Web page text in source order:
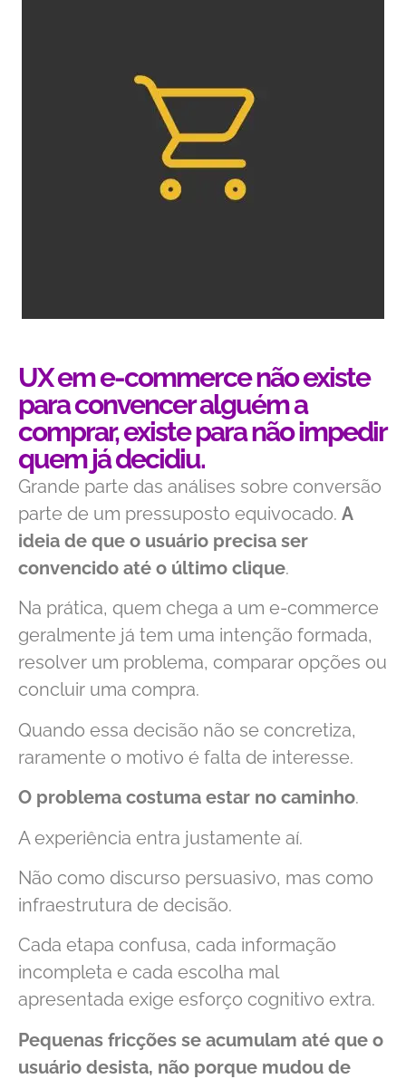
UX em e-commerce não existe
para convencer alguém a
comprar, existe para não impedir
quem já decidiu.
Grande parte das análises sobre conversão
parte de um pressuposto equivocado. A
ideia de que o usuário precisa ser
convencido até o último clique.
Na prática, quem chega a um e-commerce
geralmente já tem uma intenção formada,
resolver um problema, comparar opções ou
concluir uma compra.
Quando essa decisão não se concretiza,
raramente o motivo é falta de interesse.
O problema costuma estar no caminho.
A experiência entra justamente aí.
Não como discurso persuasivo, mas como
infraestrutura de decisão.
Cada etapa confusa, cada informação
incompleta e cada escolha mal
apresentada exige esforço cognitivo extra.
Pequenas fricções se acumulam até que o
usuário desista, não porque mudou de